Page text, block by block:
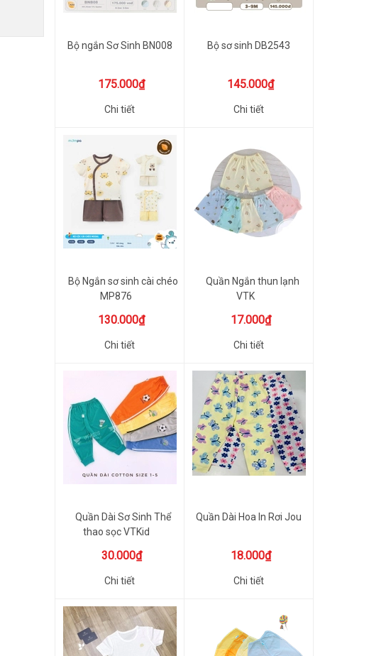
Bộ ngắn Sơ Sinh BN008
175.000₫
Chi tiết
Bộ sơ sinh DB2543
145.000₫
Chi tiết
Bộ Ngắn sơ sinh cài chéo
MP876
130.000₫
Chi tiết
Quần Ngắn thun lạnh
VTK
17.000₫
Chi tiết
Quần Dài Sơ Sinh Thể
thao sọc VTKid
30.000₫
Chi tiết
Quần Dài Hoa In Rơi Jou
18.000₫
Chi tiết